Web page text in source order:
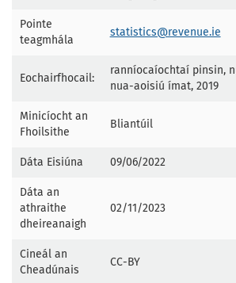
Pointe
teagmhála
statistics@revenue.ie
Eochairfhocail:
ranníocaíochtaí pinsin,
nua-aoisiú ímat, 2019
Minicíocht an
Fhoilsithe
Bliantúil
Dáta Eisiúna 09/06/2022
Dáta an
athraithe
dheireanaigh
02/11/2023
Cineál an
Cheadúnais
CC-BY